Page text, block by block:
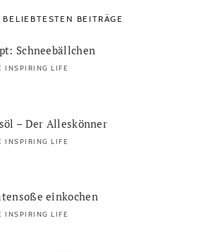
BEITRÄGE
Schneebällchen
INSPIRING LIFE
– Der Alleskönner
INSPIRING LIFE
einkochen
INSPIRING LIFE